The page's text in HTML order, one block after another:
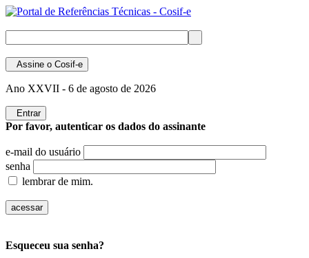
Assine o Cosif-e
Ano XXVII - 6 de agosto de 2026
Entrar
Por favor, autenticar os dados do assinante
e-mail do usuário
senha
lembrar de mim.
Esqueceu sua senha?